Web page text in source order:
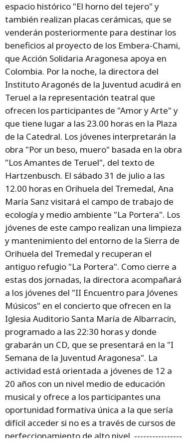
espacio histórico "El horno del tejero" y
también realizan placas cerámicas, que se
venderán posteriormente para destinar los
beneficios al proyecto de los Embera-Chami,
que Acción Solidaria Aragonesa apoya en
Colombia. Por la noche, la directora del
Instituto Aragonés de la Juventud acudirá en
Teruel a la representación teatral que
ofrecen los participantes de "Amor y Arte" y
que tiene lugar a las 23.00 horas en la Plaza
de la Catedral. Los jóvenes interpretarán la
obra "Por un beso, muero" basada en la obra
"Los Amantes de Teruel", del texto de
Hartzenbusch. El sábado 31 de julio a las
12.00 horas en Orihuela del Tremedal, Ana
María Sanz visitará el campo de trabajo de
ecología y medio ambiente "La Portera". Los
jóvenes de este campo realizan una limpieza
y mantenimiento del entorno de la Sierra de
Orihuela del Tremedal y recuperan el
antiguo refugio "La Portera". Como cierre a
estas dos jornadas, la directora acompañará
a los jóvenes del "II Encuentro para Jóvenes
Músicos" en el concierto que ofrecen en la
Iglesia Auditorio Santa María de Albarracín,
programado a las 22:30 horas y donde
grabarán un CD, que se presentará en la "I
Semana de la Juventud Aragonesa". La
actividad está orientada a jóvenes de 12 a
20 años con un nivel medio de educación
musical y ofrece a los participantes una
oportunidad formativa única a la que sería
difícil acceder si no es a través de cursos de
perfeccionamiento de alto nivel. ----------------